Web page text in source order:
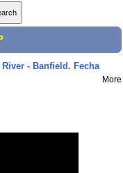
- Banfield. Fecha
More